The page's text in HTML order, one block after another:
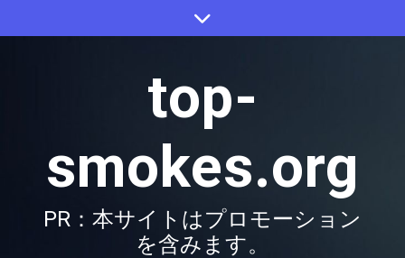
to
top-
smokes.org
PR：本サイトはプロモーション
を含みます。